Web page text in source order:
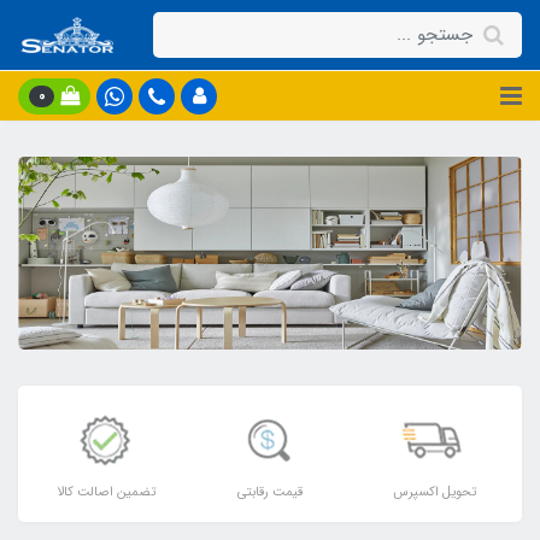
0
تحویل اکسپرس قیمت رقابتی تضمین اصالت کالا